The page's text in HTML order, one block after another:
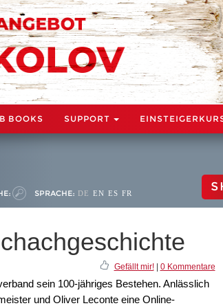
BOOKS SUPPORT
SPRACHE: DE EN ES FR
Gefällt mir!| 0 Kommentare
sein 100-jähriges Bestehen. Anlässlich
und Oliver Leconte eine Online-